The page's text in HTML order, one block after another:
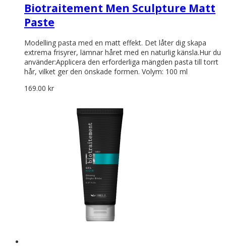
Biotraitement Men Sculpture Matt
Paste
Modelling pasta med en matt effekt. Det låter dig skapa
extrema frisyrer, lämnar håret med en naturlig känsla.Hur du
använder:Applicera den erforderliga mängden pasta till torrt
hår, vilket ger den önskade formen. Volym: 100 ml
169.00 kr